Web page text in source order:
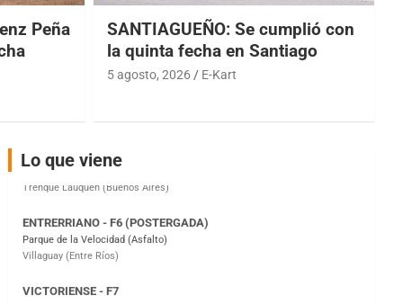
Peña
SANTIAGUEÑO: Se cumplió con
la quinta fecha en Santiago
5 agosto, 2026 E-Kart
Lo que viene
IAME SERIES ARGENTINA 6
Ramiro Tot (Asfalto)
Baradero (Buenos Aires)
Parque de la Velocidad (Asfalto)
El Cerro (Tierra)
Victoria (Entre Ríos)
Moto Club Reginense (Tierra)